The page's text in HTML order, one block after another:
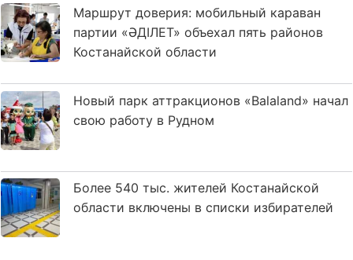
Маршрут доверия: мобильный караван
партии «ӘДІЛЕТ» объехал пять районов
Костанайской области
Новый парк аттракционов «Balaland» начал
свою работу в Рудном
Более 540 тыс. жителей Костанайской
области включены в списки избирателей